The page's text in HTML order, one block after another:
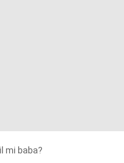
mi baba?